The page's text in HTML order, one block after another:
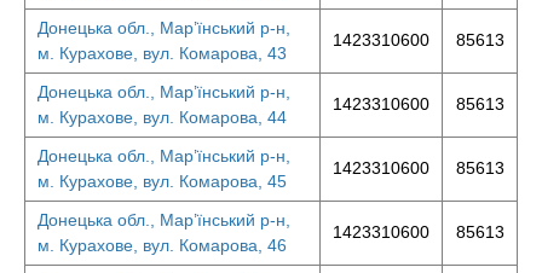
Донецька обл., Мар’їнський р-н,
м. Курахове, вул. Комарова, 43
1423310600 85613
Донецька обл., Мар’їнський р-н,
м. Курахове, вул. Комарова, 44
1423310600 85613
Донецька обл., Мар’їнський р-н,
м. Курахове, вул. Комарова, 45
1423310600 85613
Донецька обл., Мар’їнський р-н,
м. Курахове, вул. Комарова, 46
1423310600 85613